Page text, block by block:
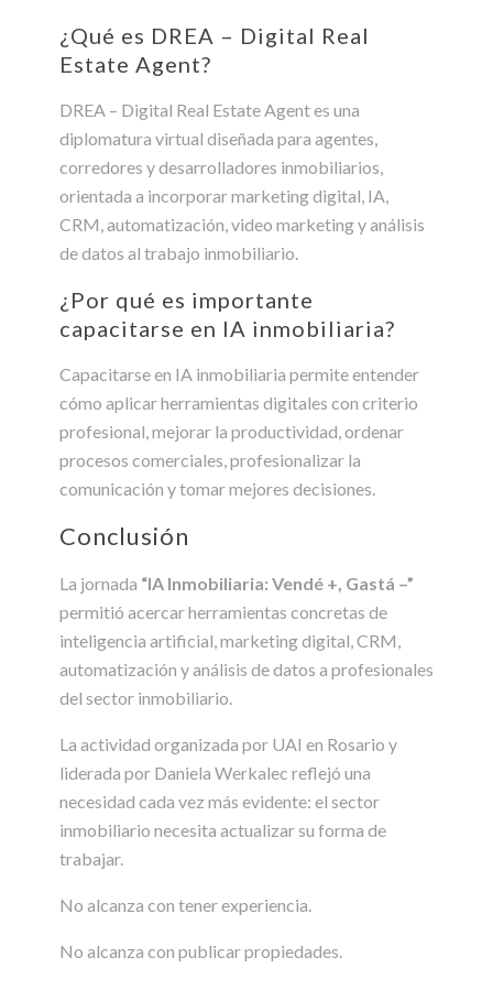
¿Qué es DREA – Digital Real
Estate Agent?
DREA – Digital Real Estate Agent es una
diplomatura virtual diseñada para agentes,
corredores y desarrolladores inmobiliarios,
orientada a incorporar marketing digital, IA,
CRM, automatización, video marketing y análisis
de datos al trabajo inmobiliario.
¿Por qué es importante
capacitarse en IA inmobiliaria?
Capacitarse en IA inmobiliaria permite entender
cómo aplicar herramientas digitales con criterio
profesional, mejorar la productividad, ordenar
procesos comerciales, profesionalizar la
comunicación y tomar mejores decisiones.
Conclusión
La jornada “IA Inmobiliaria: Vendé +, Gastá –”
permitió acercar herramientas concretas de
inteligencia artificial, marketing digital, CRM,
automatización y análisis de datos a profesionales
del sector inmobiliario.
La actividad organizada por UAI en Rosario y
liderada por Daniela Werkalec reflejó una
necesidad cada vez más evidente: el sector
inmobiliario necesita actualizar su forma de
trabajar.
No alcanza con tener experiencia.
No alcanza con publicar propiedades.